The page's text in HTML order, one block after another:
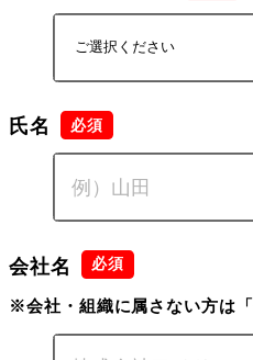
氏名
会社名
※会社・組織に属さない方は